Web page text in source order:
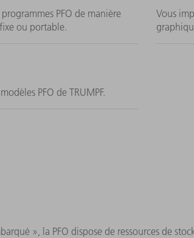
PFO de manière
ou portable.
Vous
PFO de TRUMPF.
», la PFO dispose de ressources de